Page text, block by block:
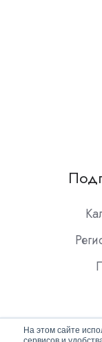
На этом сайте
сервисов и